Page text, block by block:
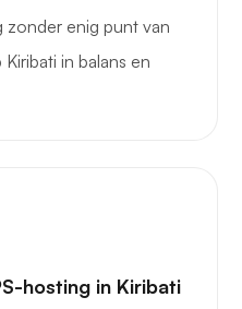
zonder enig punt van
in balans en
hosting in Kiribati